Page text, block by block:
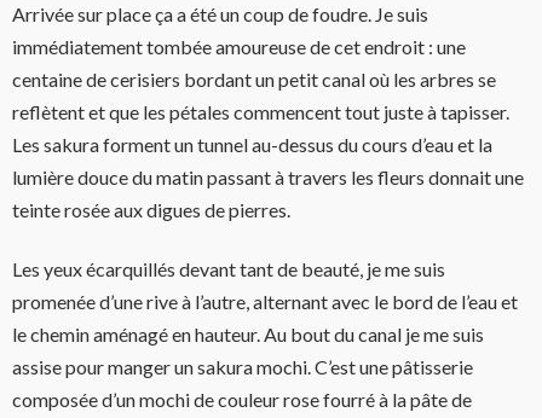
Arrivée sur place ça a été un coup de foudre. Je suis
immédiatement tombée amoureuse de cet endroit : une
centaine de cerisiers bordant un petit canal où les arbres se
reflètent et que les pétales commencent tout juste à tapisser.
Les sakura forment un tunnel au-dessus du cours d’eau et la
lumière douce du matin passant à travers les fleurs donnait une
teinte rosée aux digues de pierres.
Les yeux écarquillés devant tant de beauté, je me suis
promenéed’une rive à l’autre , alternant avec le bord de l’eau et
le chemin aménagé en hauteur. Au bout du canal je me suis
assise pour mangerunsakura mochi . C’est une pâtisserie
composée d’un mochi de couleur rose fourré à la pâte de